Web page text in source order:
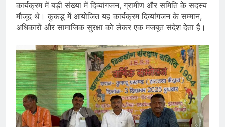
कार्यक्रम में बड़ी संख्या में दिव्यांगजन, ग्रामीण और समिति के सदस्य
मौजूद थे। कुकडू में आयोजित यह कार्यक्रम दिव्यांगजन के सम्मान,
अधिकारों और सामाजिक सुरक्षा को लेकर एक मजबूत संदेश देता है।